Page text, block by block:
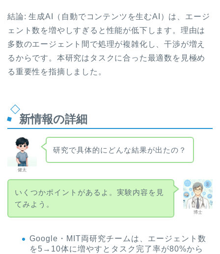
結論: 生成AI（自動でコンテンツを生むAI）は、エージ
ェント数を増やしすぎると性能が低下します。理由は
多数のエージェント間で処理が複雑化し、干渉が増え
るからです。本研究はタスクに合った最適数を見極め
る重要性を指摘しました。
新情報の詳細
健太
研究で具体的にどんな結果が出たの？
博士
いくつかポイントがあるよ。実験内容を見
てみよう。
Google・MIT両研究チームは、エージェント数
を5→10体に増やすとタスク完了率が80%から